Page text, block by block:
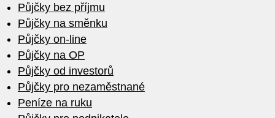
Půjčky bez příjmu
Půjčky na směnku
Půjčky on-line
Půjčky na OP
Půjčky od investorů
Půjčky pro nezaměstnané
Peníze na ruku